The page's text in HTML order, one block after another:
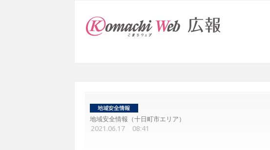
地域安全情報（十日町市エリア）
2021.06.17 08:41